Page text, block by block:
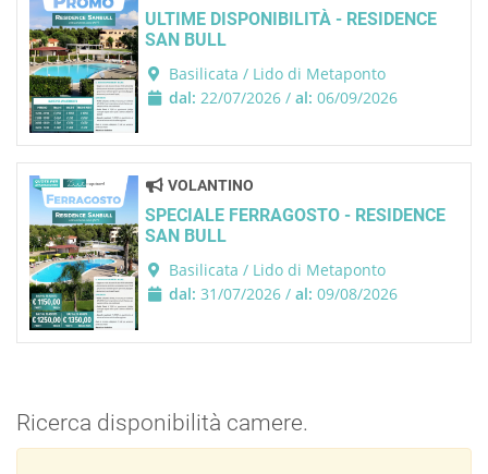
ULTIME DISPONIBILITÀ - RESIDENCE
SAN BULL
Basilicata / Lido di Metaponto
dal: 22/07/2026 / al: 06/09/2026
VOLANTINO
SPECIALE FERRAGOSTO - RESIDENCE
SAN BULL
Basilicata / Lido di Metaponto
dal: 31/07/2026 / al: 09/08/2026
Ricerca disponibilità camere.